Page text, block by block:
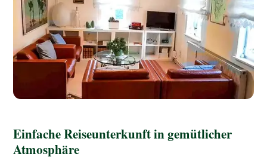
Einfache Reiseunterkunft in gemütlicher
Atmosphäre